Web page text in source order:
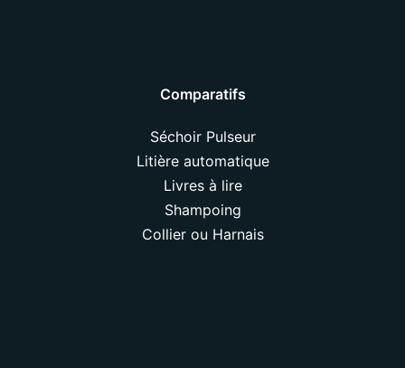
Comparatifs
Séchoir Pulseur
Litière automatique
Livres à lire
Shampoing
Collier ou Harnais